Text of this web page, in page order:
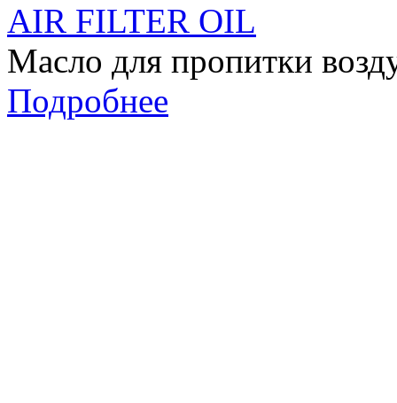
AIR FILTER OIL
Масло для пропитки
Подробнее